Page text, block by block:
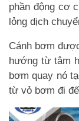
phần động cơ
lỏng dịch
Cánh bơm
hướng từ tâm
bơm quay nó
từ vỏ bơm đi